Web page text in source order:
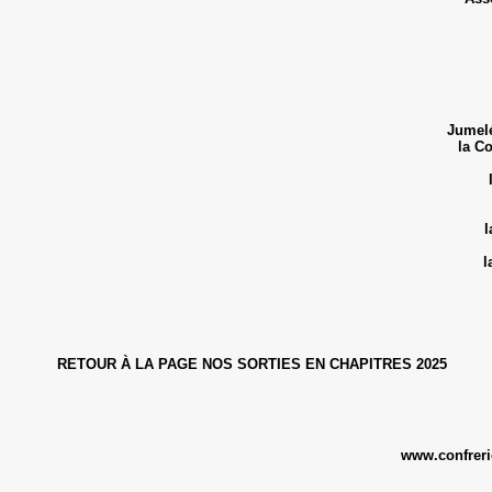
la
RETOUR À LA PAGE NOS SORTIES EN CHAPITRES 2025